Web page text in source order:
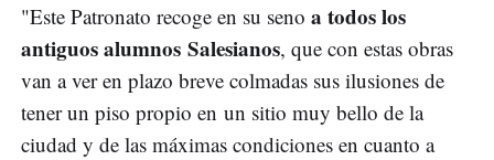
"Este Patronato recoge en su seno a todos los
antiguos alumnos Salesianos, que con estas obras
van a ver en plazo breve colmadas sus ilusiones de
tener un piso propio en un sitio muy bello de la
ciudad y de las máximas condiciones en cuanto a